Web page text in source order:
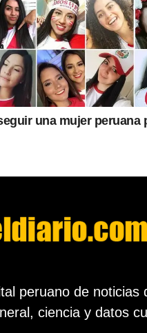
una mujer peruana
peruano de noticias
ciencia y datos